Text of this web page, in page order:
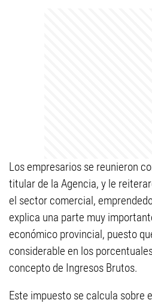
Los empresarios se reunieron
titular de la Agencia, y le
el sector comercial,
explica una parte muy
económico provincial, puesto
considerable en los
concepto de Ingresos Brutos.
Este impuesto se calcula sobre